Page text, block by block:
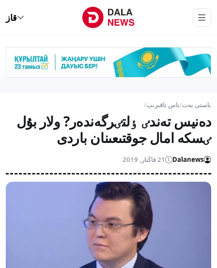
قاز
باستى بەت/باس تاقىرىپ/
دەنيس تەندٸ ٶلتٸرگەندەر? ولار بۇل
ٸسكە امال جوقتىعىنان باردى
Dalanews 21 قاڭتار, 2019